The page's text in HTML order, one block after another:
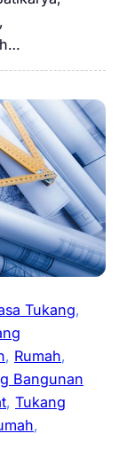
Tukang
, Rumah
Bangunan
, Tukang